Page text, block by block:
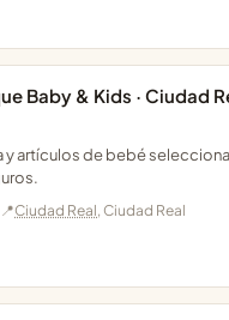
Baby & Kids · Ciudad
y artículos de bebé
📍Ciudad Real, Ciudad Real